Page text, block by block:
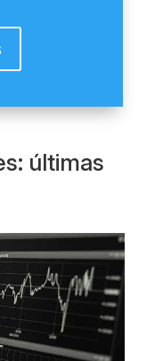
últimas